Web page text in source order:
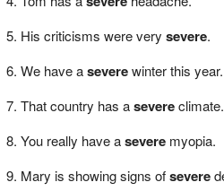
His criticisms were very severe.
We have aseverewinter this year.
That country has asevereclimate.
You really have aseveremyopia.
Mary is showing signs ofsevere